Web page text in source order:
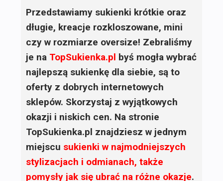
Przedstawiamy sukienki krótkie oraz
długie, kreacje rozkloszowane, mini
czy w rozmiarze oversize! Zebraliśmy
je na TopSukienka.pl byś mogła wybrać
najlepszą sukienkę dla siebie, są to
oferty z dobrych internetowych
sklepów. Skorzystaj z wyjątkowych
okazji i niskich cen. Na stronie
TopSukienka.pl znajdziesz w jednym
miejscu sukienki w najmodniejszych
stylizacjach i odmianach, także
pomysły jak się ubrać na różne okazje.